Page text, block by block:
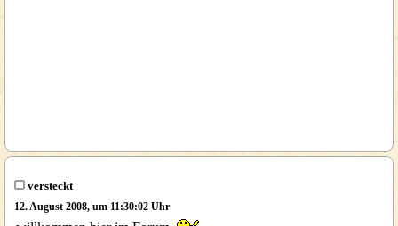
versteckt
12. August 2008, um 11:30:02 Uhr